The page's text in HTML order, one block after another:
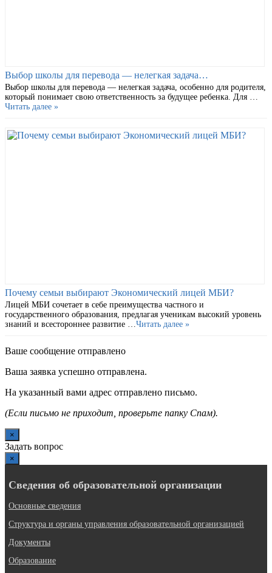
Выбор школы для перевода — нелегкая задача…
Выбор школы для перевода — нелегкая задача, особенно для родителя,
который понимает свою ответственность за будущее ребенка. Для …
Читать далее »
Почему семьи выбирают Экономический лицей МБИ?
Лицей МБИ сочетает в себе преимущества частного и
государственного образования, предлагая ученикам высокий уровень
знаний и всестороннее развитие … Читать далее »
Ваше сообщение отправлено
Ваша заявка успешно отправлена.
На указанный вами адрес отправлено письмо.
(Если письмо не приходит, проверьте папку Спам).
×
Задать вопрос
×
Сведения об образовательной организации
Основные сведения
Структура и органы управления образовательной организацией
Документы
Образование